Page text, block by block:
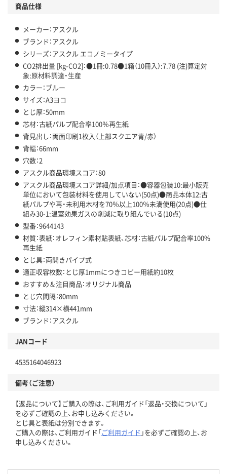
商品仕様
メーカー：アスクル
ブランド：アスクル
シリーズ：アスクル エコノミータイプ
CO2排出量 [kg-CO2]：●1冊:0.78●1箱（10冊入）:7.78 (注)算定対
象:原材料調達・生産
カラー：ブルー
サイズ：A3ヨコ
とじ厚：50mm
芯材：古紙パルプ配合率100％再生紙
背見出し：両面印刷1枚入（上部スクエア青/赤）
背幅：66mm
穴数：2
アスクル商品環境スコア：80
アスクル商品環境スコア詳細/加点項目：●容器包装10:最小販売
単位において包装材料を使用していない(50点)●商品本体12:古
紙パルプや再・未利用木材を70％以上100％未満使用(20点)●仕
組み30-1:温室効果ガスの削減に取り組んでいる(10点)
型番：9644143
材質：表紙：オレフィン素材貼表紙、芯材：古紙パルプ配合率100%
再生紙
とじ具：両開きパイプ式
適正収容枚数：とじ厚1mmにつきコピー用紙約10枚
おすすめ＆注目商品：オリジナル商品
とじ穴間隔：80mm
寸法：縦314×横441mm
ブランド：アスクル
JANコード
4535164046923
備考（ご注意）
【返品について】ご購入の際は、ご利用ガイド「返品・交換について」
を必ずご確認の上、お申し込みください。
とじ具と表紙は分別できます。
ご購入の際は、ご利用ガイド「ご利用ガイド 」を必ずご確認の上、お
申し込みください。